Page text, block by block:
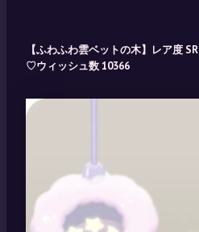
【ふわふわ雲ベットの木】レア度 SR
♡ウィッシュ数 10366